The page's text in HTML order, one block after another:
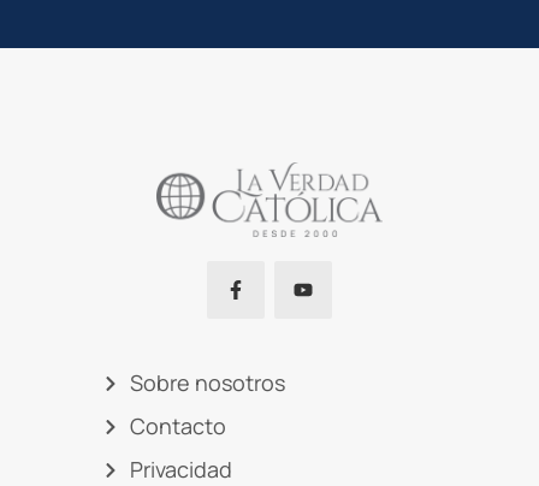
Sobre nosotros
Contacto
Privacidad